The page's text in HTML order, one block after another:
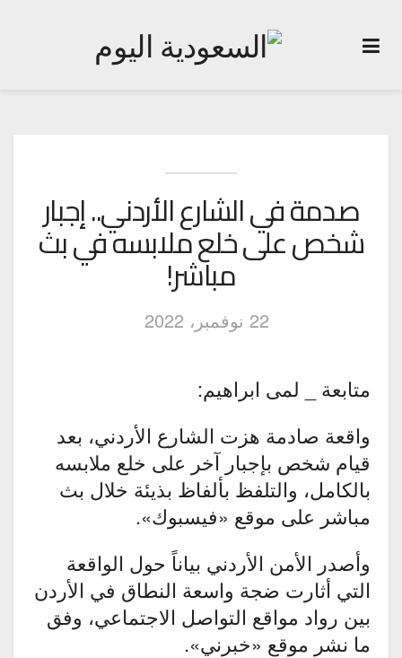
صدمة في الشارع الأردني.. إجبار
شخص على خلع ملابسه في بث
مباشر!
22 نوفمبر، 2022
متابعة _ لمى ابراهيم:
واقعة صادمة هزت الشارع الأردني، بعد
قيام شخص بإجبار آخر على خلع ملابسه
بالكامل، والتلفظ بألفاظ بذيئة خلال بث
مباشر على موقع «فيسبوك».
وأصدر الأمن الأردني بياناً حول الواقعة
التي أثارت ضجة واسعة النطاق في الأردن
بين رواد مواقع التواصل الاجتماعي، وفق
ما نشر موقع «خبرني».